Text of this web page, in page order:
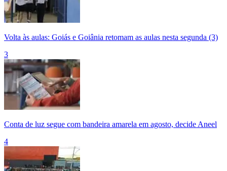
Volta às aulas: Goiás e Goiânia retomam as aulas nesta segunda (3)
3
Conta de luz segue com bandeira amarela em agosto, decide Aneel
4